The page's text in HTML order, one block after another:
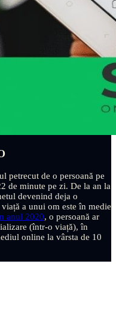
petrecut de o persoană pe
de minute pe zi. De la an la
devenind deja o
a unui om este în medie
anul 2020, o persoană ar
(într-o viață), în
online la vârsta de 10